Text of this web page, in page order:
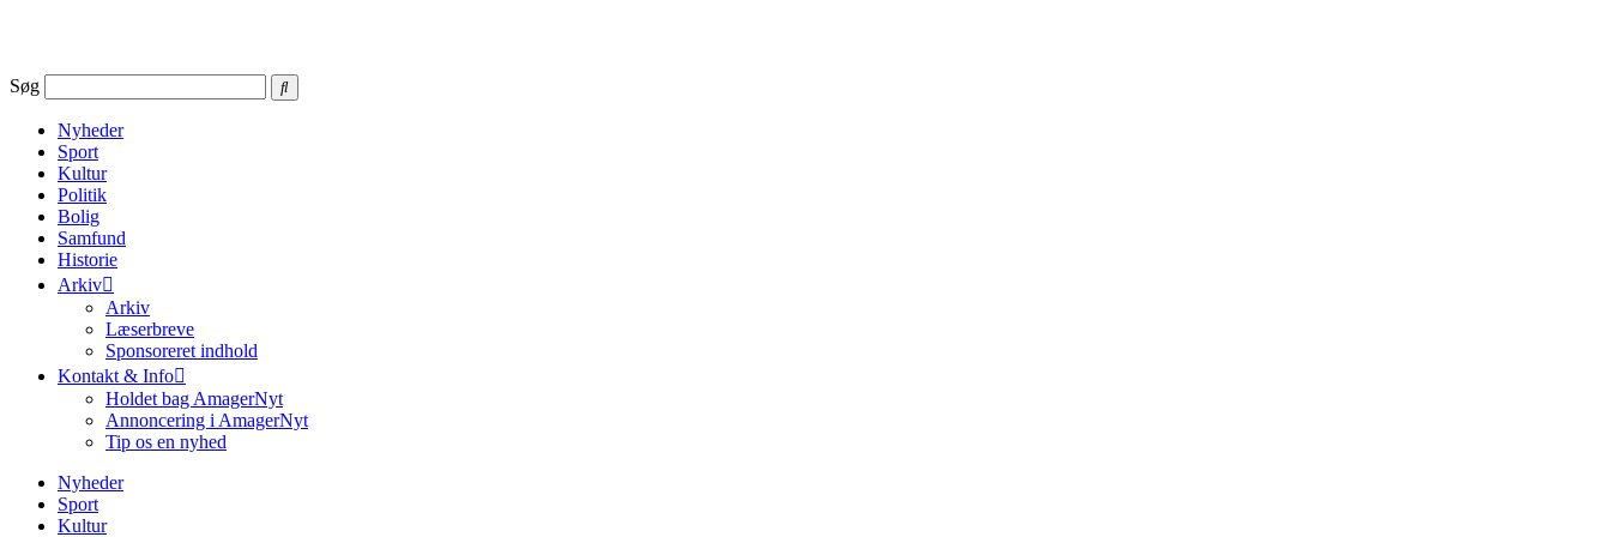
Søg
Nyheder
Sport
Kultur
Politik
Bolig
Samfund
Historie
Arkiv
Arkiv
Læserbreve
Sponsoreret indhold
Kontakt & Info
Holdet bag AmagerNyt
Annoncering i AmagerNyt
Tip os en nyhed
Nyheder
Sport
Kultur